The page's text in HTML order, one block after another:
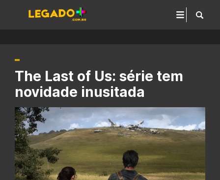
The Last of Us: série tem
novidade inusitada